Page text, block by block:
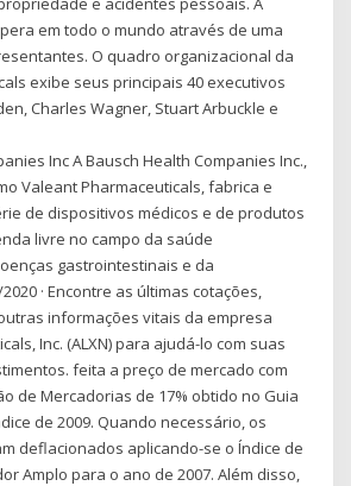
em todo o mundo através de uma
O quadro organizacional da
exibe seus principais 40 executivos
Charles Wagner, Stuart Arbuckle e
Inc A Bausch Health Companies Inc.,
Valeant Pharmaceuticals, fabrica e
de dispositivos médicos e de produtos
livre no campo da saúde
gastrointestinais e da
· Encontre as últimas cotações,
informações vitais da empresa
Inc. (ALXN) para ajudá-lo com suas
feita a preço de mercado com
de Mercadorias de 17% obtido no Guia
de 2009. Quando necessário, os
deflacionados aplicando-se o Índice de
Amplo para o ano de 2007. Além disso,